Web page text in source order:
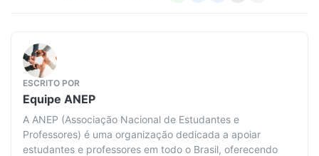
ESCRITO POR
Equipe ANEP
A ANEP (Associação Nacional de Estudantes e
Professores) é uma organização dedicada a apoiar
estudantes e professores em todo o Brasil, oferecendo